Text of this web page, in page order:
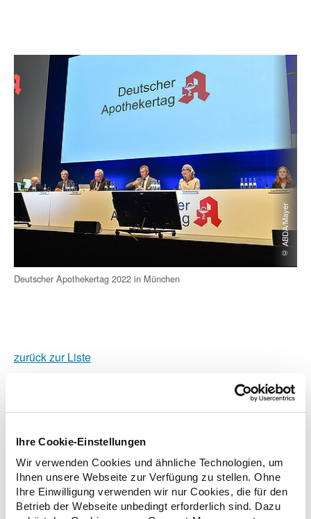
Ihre Cookie-Einstellungen
Wir verwenden Cookies und ähnliche Technologien, um
Ihnen unsere Webseite zur Verfügung zu stellen. Ohne
Ihre Einwilligung verwenden wir nur Cookies, die für den
Betrieb der Webseite unbedingt erforderlich sind. Dazu
© ABDA/Mayer
Deutscher Apothekertag 2022 in München
zurück zur Liste
Zusatzinformationen
Verwandte Nachrichten